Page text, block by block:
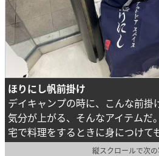
ほりにし帆前掛け
デイキャンプの時に、こんな前掛
気分が上がる、そんなアイテムだ
宅で料理をするときに身につけて
縦スクロールで次